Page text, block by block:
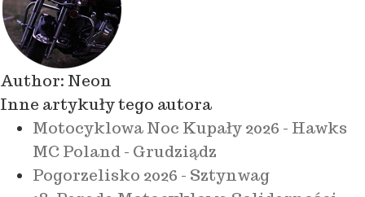
Author: Neon
Inne artykuły tego autora
Motocyklowa Noc Kupały 2026 - Hawks
MC Poland - Grudziądz
Pogorzelisko 2026 - Sztynwag